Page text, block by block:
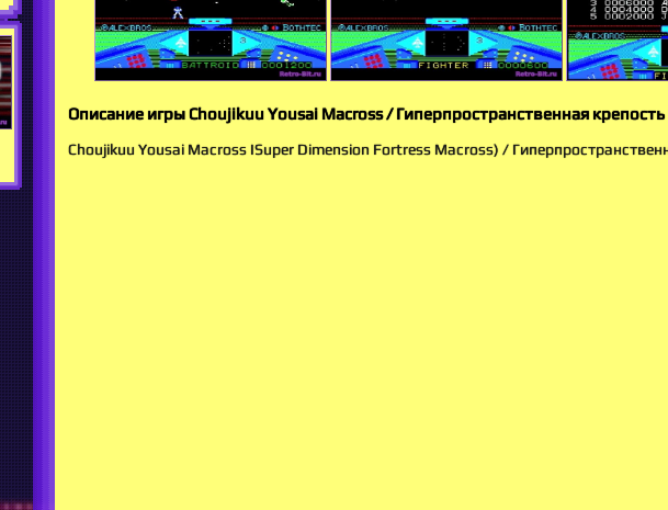
Описание игры Choujikuu Yousai Macross / Гиперпространственная
Choujikuu Yousai Macross ISuper Dimension Fortress Macross) /